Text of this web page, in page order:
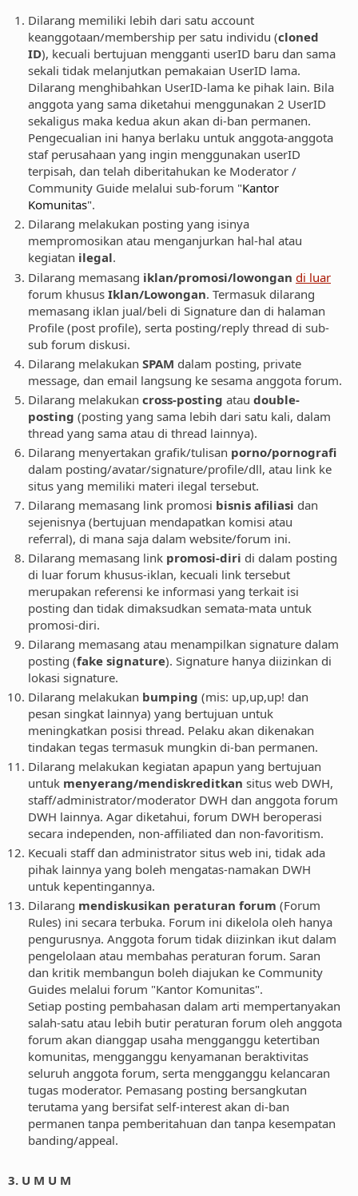
Dilarang memiliki lebih dari satu account
keanggotaan/membership per satu individu (cloned
ID), kecuali bertujuan mengganti userID baru dan sama
sekali tidak melanjutkan pemakaian UserID lama.
Dilarang menghibahkan UserID-lama ke pihak lain. Bila
anggota yang sama diketahui menggunakan 2 UserID
sekaligus maka kedua akun akan di-ban permanen.
Pengecualian ini hanya berlaku untuk anggota-anggota
staf perusahaan yang ingin menggunakan userID
terpisah, dan telah diberitahukan ke Moderator /
Community Guide melalui sub-forum "Kantor
Komunitas".
Dilarang melakukan posting yang isinya
mempromosikan atau menganjurkan hal-hal atau
kegiatan ilegal.
Dilarang memasang iklan/promosi/lowongan di luar
forum khusus Iklan/Lowongan. Termasuk dilarang
memasang iklan jual/beli di Signature dan di halaman
Profile (post profile), serta posting/reply thread di sub-
sub forum diskusi.
Dilarang melakukan SPAM dalam posting, private
message, dan email langsung ke sesama anggota forum.
Dilarang melakukan cross-posting atau double-
posting (posting yang sama lebih dari satu kali, dalam
thread yang sama atau di thread lainnya).
Dilarang menyertakan grafik/tulisan porno/pornografi
dalam posting/avatar/signature/profile/dll, atau link ke
situs yang memiliki materi ilegal tersebut.
Dilarang memasang link promosi bisnis afiliasi dan
sejenisnya (bertujuan mendapatkan komisi atau
referral), di mana saja dalam website/forum ini.
Dilarang memasang link promosi-diri di dalam posting
di luar forum khusus-iklan, kecuali link tersebut
merupakan referensi ke informasi yang terkait isi
posting dan tidak dimaksudkan semata-mata untuk
promosi-diri.
Dilarang memasang atau menampilkan signature dalam
posting (fake signature). Signature hanya diizinkan di
lokasi signature.
Dilarang melakukan bumping (mis: up,up,up! dan
pesan singkat lainnya) yang bertujuan untuk
meningkatkan posisi thread. Pelaku akan dikenakan
tindakan tegas termasuk mungkin di-ban permanen.
Dilarang melakukan kegiatan apapun yang bertujuan
untuk menyerang/mendiskreditkan situs web DWH,
staff/administrator/moderator DWH dan anggota forum
DWH lainnya. Agar diketahui, forum DWH beroperasi
secara independen, non-affiliated dan non-favoritism.
Kecuali staff dan administrator situs web ini, tidak ada
pihak lainnya yang boleh mengatas-namakan DWH
untuk kepentingannya.
Dilarang mendiskusikan peraturan forum (Forum
Rules) ini secara terbuka. Forum ini dikelola oleh hanya
pengurusnya. Anggota forum tidak diizinkan ikut dalam
pengelolaan atau membahas peraturan forum. Saran
dan kritik membangun boleh diajukan ke Community
Guides melalui forum "Kantor Komunitas".
Setiap posting pembahasan dalam arti mempertanyakan
salah-satu atau lebih butir peraturan forum oleh anggota
forum akan dianggap usaha mengganggu ketertiban
komunitas, mengganggu kenyamanan beraktivitas
seluruh anggota forum, serta mengganggu kelancaran
tugas moderator. Pemasang posting bersangkutan
terutama yang bersifat self-interest akan di-ban
permanen tanpa pemberitahuan dan tanpa kesempatan
banding/appeal.
3. U M U M